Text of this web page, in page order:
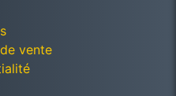
vente